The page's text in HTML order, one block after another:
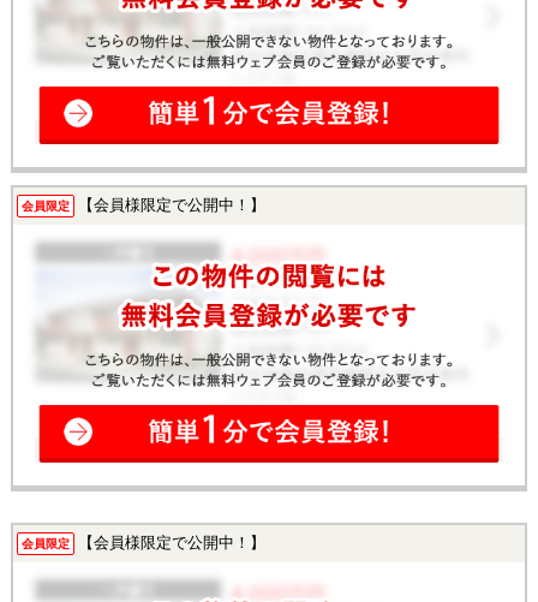
会員限定 【会員様限定で公開中！】
会員限定 【会員様限定で公開中！】